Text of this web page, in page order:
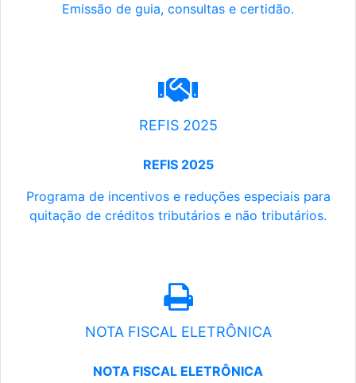
Emissão de guia, consultas e certidão.
REFIS 2025
REFIS 2025
Programa de incentivos e reduções especiais para
quitação de créditos tributários e não tributários.
NOTA FISCAL ELETRÔNICA
NOTA FISCAL ELETRÔNICA